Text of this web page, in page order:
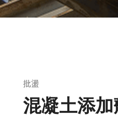
批盪
混凝土添加